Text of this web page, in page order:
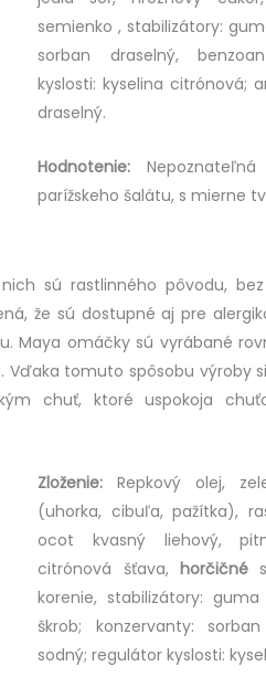
semienko , stabilizátory:
sorban draselný,
kyslosti: kyselina citrónová;
draselný.
Hodnotenie:
parížskeho šalátu, s mierne
sú rastlinného pôvodu,
že sú dostupné aj pre
Maya omáčky sú vyrábané
tomuto spôsobu výroby
chuť, ktoré uspokoja
Zloženie:Repkový olej,
(uhorka, cibuľa, pažítka),
ocot kvasný liehový,
citrónová šťava, horčičné
korenie, stabilizátory:
škrob; konzervanty:
sodný; regulátor kyslosti: